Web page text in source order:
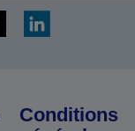
Conditions